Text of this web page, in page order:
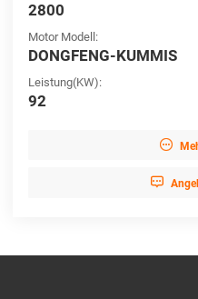
2800
Motor Modell:
DONGFENG-KUMMIS
Leistung(KW):
92

